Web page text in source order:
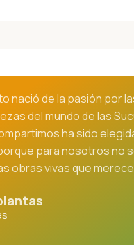
nació de la pasión por
del mundo de las
ha sido
para nosotros no
obras vivas que